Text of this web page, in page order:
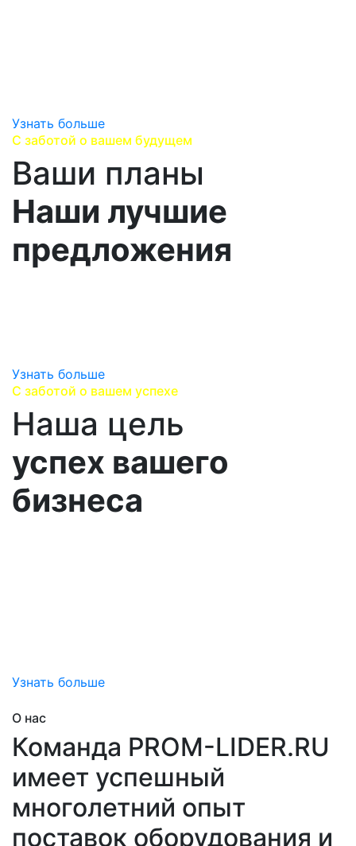
Узнать больше
С заботой о вашем будущем
Ваши планы
Наши лучшие
предложения
Узнать больше
С заботой о вашем успехе
Наша цель
успех вашего
бизнеса
Узнать больше
О нас
Команда PROM-LIDER.RU
имеет успешный
многолетний опыт
поставок оборудования и